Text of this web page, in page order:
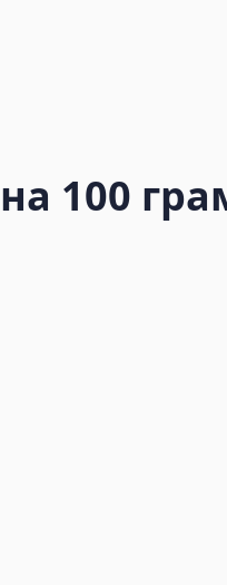
100